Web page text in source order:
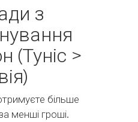
з
(Туніс >
більше
менші гроші.